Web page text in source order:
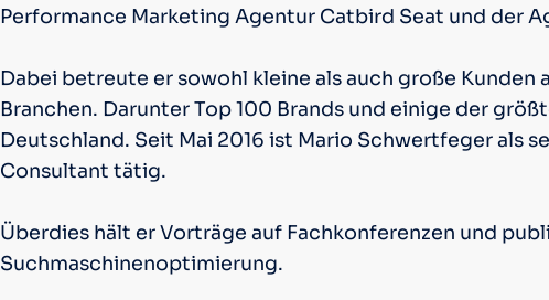
Performance Marketing Agentur Catbird Seat und der
Dabei betreute er sowohl kleine als auch große Kunden
Branchen. Darunter Top 100 Brands und einige der
Deutschland. Seit Mai 2016 ist Mario Schwertfeger als
Consultant tätig.
Überdies hält er Vorträge auf Fachkonferenzen und
Suchmaschinenoptimierung.